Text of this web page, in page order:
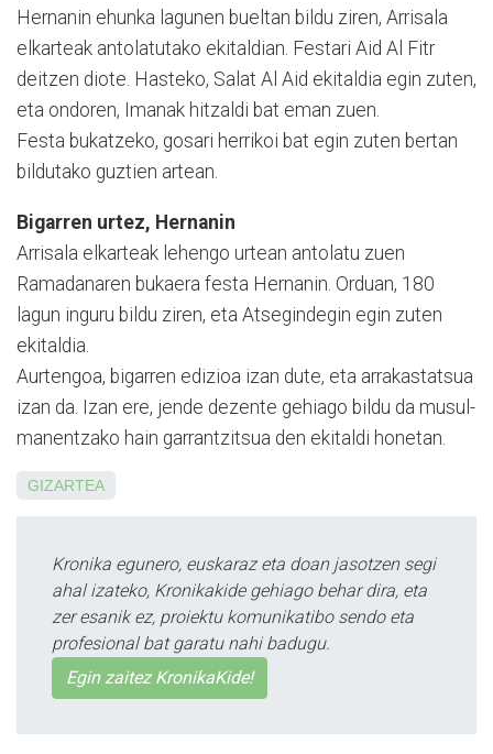
Hernanin ehunka lagunen bueltan bildu ziren, Arrisala
elkarteak antolatutako ekitaldian. Festari Aid Al Fitr
deitzen dio­te. Hasteko, Salat Al Aid eki­taldia egin zuten,
eta ondoren, Imanak hitzaldi bat eman zuen.
Festa bukatzeko, gosari herrikoi bat egin zuten bertan
bildutako guztien artean.
Bigarren urtez, Hernanin
Arrisala elkarteak lehengo urtean antolatu zuen
Ramadanaren bukaera festa Hernanin. Orduan, 180
lagun inguru bildu ziren, eta Atsegindegin egin zuten
ekitaldia.
Aurtengoa, bigarren edi­zi­oa izan dute, eta arra­kas­ta­tsua
izan da. Izan ere, jende de­zente gehiago bildu da mu­sul­
ma­nentzako hain garran­tzitsua den ekitaldi honetan.
GIZARTEA
Kronika egunero, euskaraz eta doan jasotzen segi
ahal izateko, Kronikakide gehiago behar dira, eta
zer esanik ez, proiektu komunikatibo sendo eta
profesional bat garatu nahi badugu.
Egin zaitez KronikaKide!